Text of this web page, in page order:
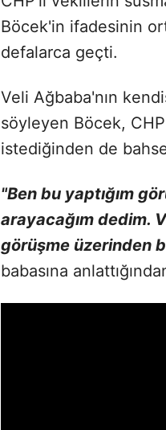
Böcek'in ifadesinin
defalarca geçti.
Veli Ağbaba'nın
söyleyen Böcek,
istediğinden de
"Ben bu yaptığım
arayacağım dedim.
görüşme üzerinden
babasına